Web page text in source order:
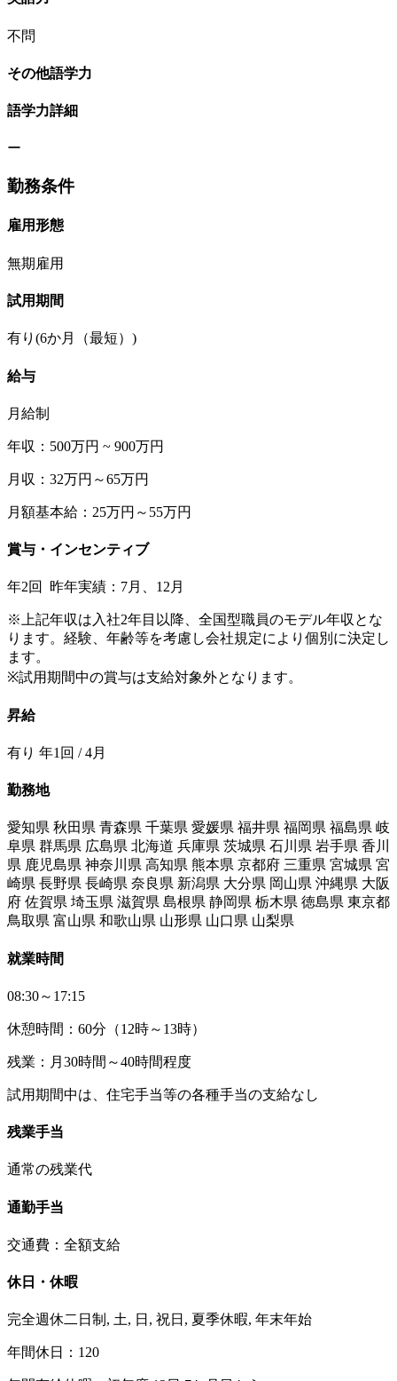
不問
その他語学力
語学力詳細
ー
勤務条件
雇用形態
無期雇用
試用期間
有り(6か月（最短）)
給与
月給制
年収：500万円 ~ 900万円
月収：32万円～65万円
月額基本給：25万円～55万円
賞与・インセンティブ
年2回 昨年実績：7月、12月
※上記年収は入社2年目以降、全国型職員のモデル年収とな
ります。経験、年齢等を考慮し会社規定により個別に決定し
ます。
※試用期間中の賞与は支給対象外となります。
昇給
有り 年1回 / 4月
勤務地
愛知県 秋田県 青森県 千葉県 愛媛県 福井県 福岡県 福島県 岐
阜県 群馬県 広島県 北海道 兵庫県 茨城県 石川県 岩手県 香川
県 鹿児島県 神奈川県 高知県 熊本県 京都府 三重県 宮城県 宮
崎県 長野県 長崎県 奈良県 新潟県 大分県 岡山県 沖縄県 大阪
府 佐賀県 埼玉県 滋賀県 島根県 静岡県 栃木県 徳島県 東京都
鳥取県 富山県 和歌山県 山形県 山口県 山梨県
就業時間
08:30～17:15
休憩時間：60分（12時～13時）
残業：月30時間～40時間程度
試用期間中は、住宅手当等の各種手当の支給なし
残業手当
通常の残業代
通勤手当
交通費：全額支給
休日・休暇
完全週休二日制, 土, 日, 祝日, 夏季休暇, 年末年始
年間休日：120